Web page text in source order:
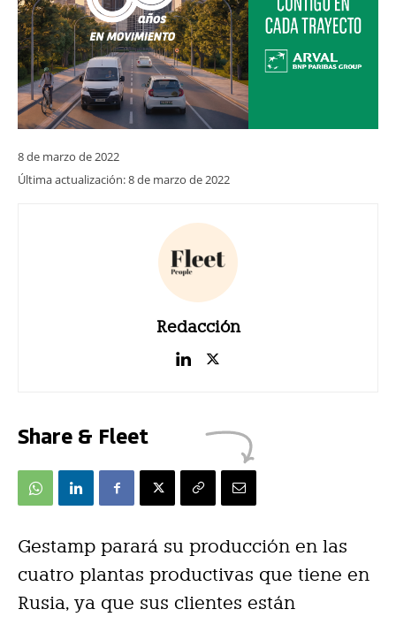
8 de marzo de 2022
Última actualización:8 de marzo de 2022
Redacción
Share & Fleet
Gestamp parará su producción en las
cuatro plantas productivas que tiene en
Rusia, ya que sus clientes están